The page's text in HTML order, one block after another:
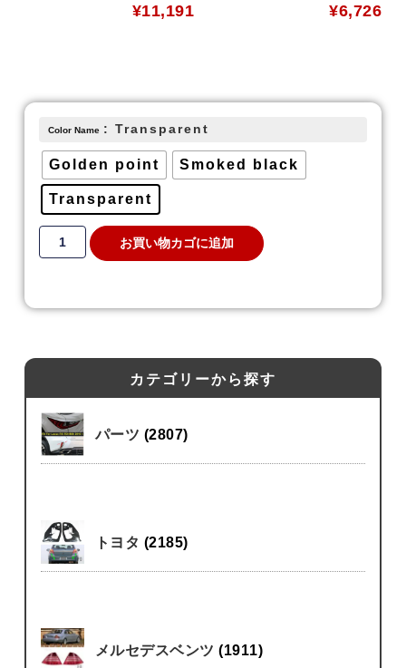
カテゴリーから探す
パーツ (2807)
トヨタ (2185)
メルセデスベンツ(1911)
¥11,191 ¥6,726
Color Name : Transparent
Golden point Smoked black
Transparent
お買い物カゴに追加